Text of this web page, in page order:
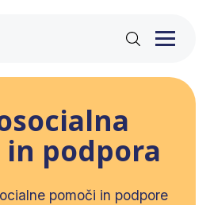
in podpora
pomoči in podpore